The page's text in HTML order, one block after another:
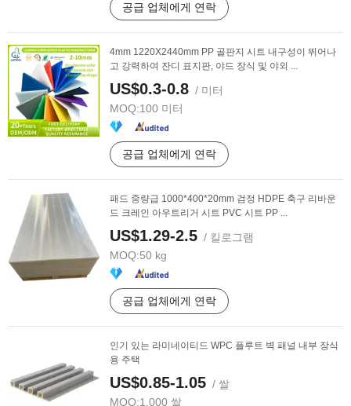
공급 업체에게 연락
4mm 1220X2440mm PP 골판지 시트 내구성이 뛰어나
고 강력하여 잔디 표지판, 야드 장식 및 야외 ...
US$0.3-0.8 / 미터
MOQ:100 미터
공급 업체에게 연락
패드 중량급 1000*400*20mm 검정 HDPE 축구 리바운
드 크레인 아우트리거 시트 PVC 시트 PP ...
US$1.29-2.5 / 킬로그램
MOQ:50 kg
공급 업체에게 연락
인기 있는 라미네이티드 WPC 플루트 벽 패널 내부 장식
용 주택
US$0.85-1.05 / 쌀
MOQ:1,000 쌀